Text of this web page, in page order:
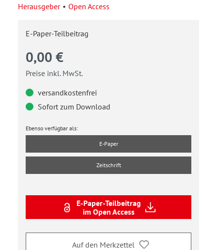
Herausgeber
Open Access
E-Paper-Teilbeitrag
0,00 €
Preise inkl. MwSt.
versandkostenfrei
Sofort zum Download
Ebenso verfügbar als:
E-Paper
Zeitschrift
E-Paper-Teilbeitrag
im Open Access
Auf den Merkzettel